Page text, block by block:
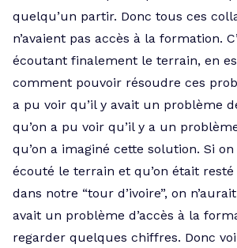
quelqu’un partir. Donc tous ces
n’avaient pas accès à la formation.
écoutant finalement le terrain, en
comment pouvoir résoudre ces
a pu voir qu’il y avait un problème
qu’on a pu voir qu’il y a un
qu’on a imaginé cette solution. Si on
écouté le terrain et qu’on était
dans notre “tour d’ivoire”, on
avait un problème d’accès à la
regarder quelques chiffres. Donc